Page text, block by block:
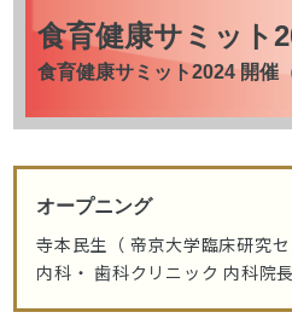
食育健康サミット
食育健康サミット2024 開催
オープニング
寺本民生（ 帝京大学臨床研究
内科・ 歯科クリニック 内科院長